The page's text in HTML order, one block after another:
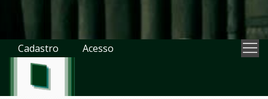
Cadastro Acesso